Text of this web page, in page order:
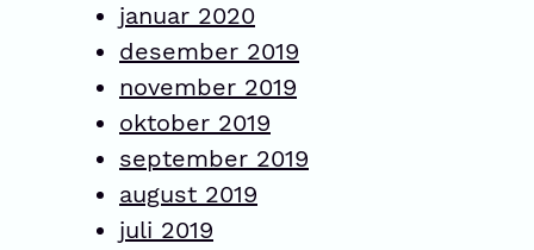
januar 2020
desember 2019
november 2019
oktober 2019
september 2019
august 2019
juli 2019